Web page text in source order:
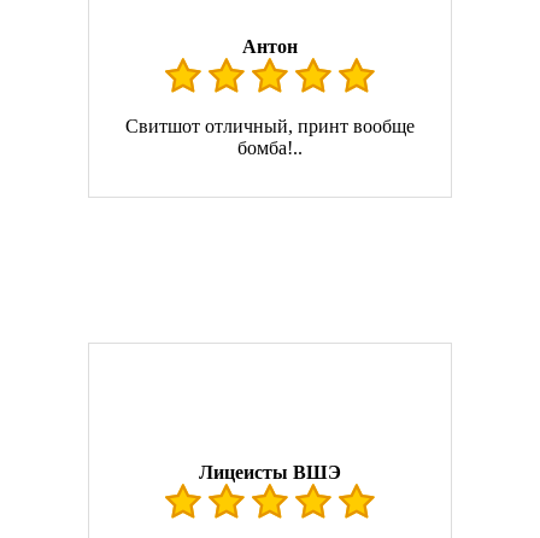
Антон
Свитшот отличный, принт вообще
бомба!..
Лицеисты ВШЭ